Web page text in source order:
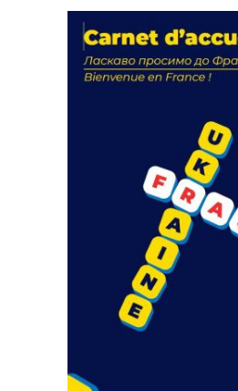
actions
18 septembre 2023
FEUILLETER